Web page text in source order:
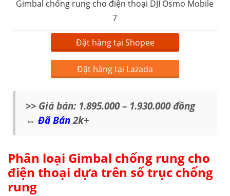
Gimbal chống rung cho điện thoại DJI Osmo Mobile
7
Đặt hàng tại Shopee
Đặt hàng tại Lazada
>> Giá bán: 1.895.000 – 1.930.000 đồng
⇔ Đã Bán2k+
Phân loại Gimbal chống rung cho
điện thoại dựa trên số trục chống
rung